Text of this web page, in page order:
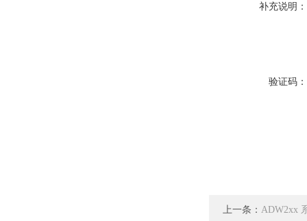
补充说明：
验证码：
上一条： ADW2xx